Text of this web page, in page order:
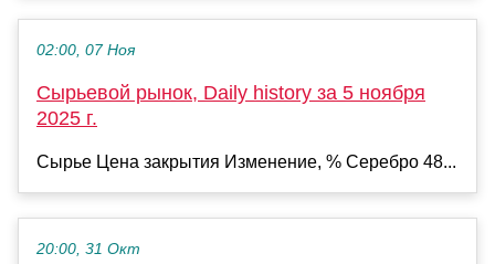
02:00, 07 Ноя
Сырьевой рынок, Daily history за 5 ноября
2025 г.
Сырье Цена закрытия Изменение, % Серебро 48...
20:00, 31 Окт